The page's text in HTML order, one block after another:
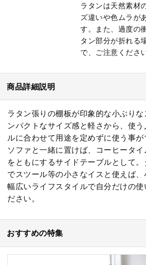
ラタンは天然素材
ズ違いや色ムラが
す。また、過度の
タン部分が折れる
で、ご注意ください
商品詳細説明
ラタン張りの棚板が印象的な小ぶりな
ンパクトなサイズ感と軽さから、使
ルに合わせて用途を定めずに使う事が
ソファと一緒に置けば、コーヒータ
をともにするサイドテーブルとして
でスツール等の小さなイスと使えば、
幅広いライフスタイルで自分だけの使
ださい。
おすすめの特集